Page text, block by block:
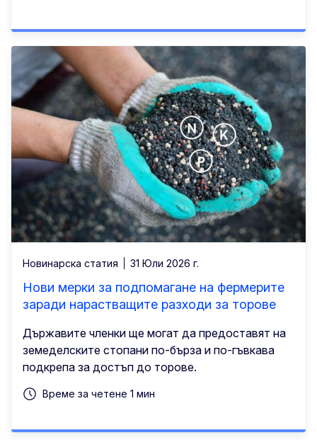
Новинарска статия 31 Юли 2026 г.
Нови мерки за подпомагане на фермерите
заради нарастващите разходи за торове
Държавите членки ще могат да предоставят на
земеделските стопани по-бърза и по-гъвкава
подкрепа за достъп до торове.
Време за четене 1 мин